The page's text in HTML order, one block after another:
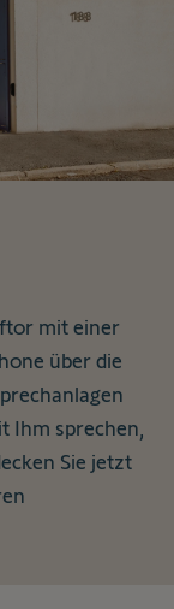
mit einer
über die
Ihm sprechen,
Sie jetzt